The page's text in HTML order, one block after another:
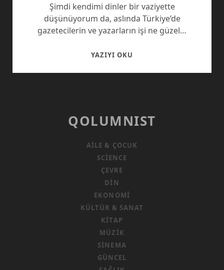
Şimdi kendimi dinler bir vaziyette
düşünüyorum da, aslında Türkiye’de
gazetecilerin ve yazarların işi ne güzel…
YAZIYI OKU
QOLUMNIST
AILE & ÇOCUK
SCIENCE
ÇEVRE
DIN
EKONOMI
KÜLTÜR & SANAT
KITAP
MÜZIK
SINEMA
GÜNCEL